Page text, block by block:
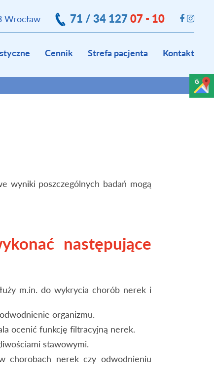
Wrocław 71 / 34 12707 - 10
Cennik Strefa pacjenta Kontakt
wyniki poszczególnych badań mogą
następujące
m.in. do wykrycia chorób nerek i
organizmu.
ocenić funkcję filtracyjną nerek.
stawowymi.
chorobach nerek czy odwodnieniu